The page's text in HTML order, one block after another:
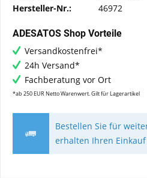
Hersteller-Nr.:
46972
ADESATOS Shop Vorteile
Versandkostenfrei*
24h Versand*
Fachberatung vor Ort
*ab 250 EUR Netto Warenwert. Gilt für Lagerartikel
Bestellen Sie für
erhalten Ihren